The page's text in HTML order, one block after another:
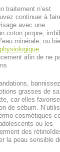
traitement n’est
continuer à
avec une
coton propre,
minérale, ou
afin de ne
grasses de sa
car elles
de sébum.
cosmétiques
ou les
des
la peau sensible